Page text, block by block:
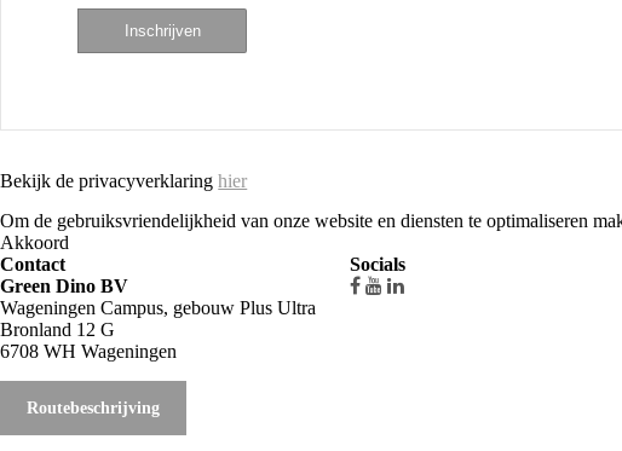
Bekijk de privacyverklaringhier
Om de gebruiksvriendelijkheid van onze website en diensten te optimaliseren
Akkoord
Contact
Green Dino BV
Wageningen Campus, gebouw Plus Ultra
Bronland 12 G
6708 WH Wageningen
Routebeschrijving
Socials